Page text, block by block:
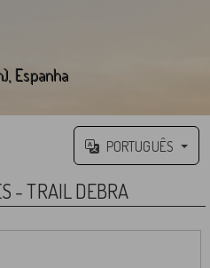
Espanha
PORTUGUÊS
- TRAIL DEBRA